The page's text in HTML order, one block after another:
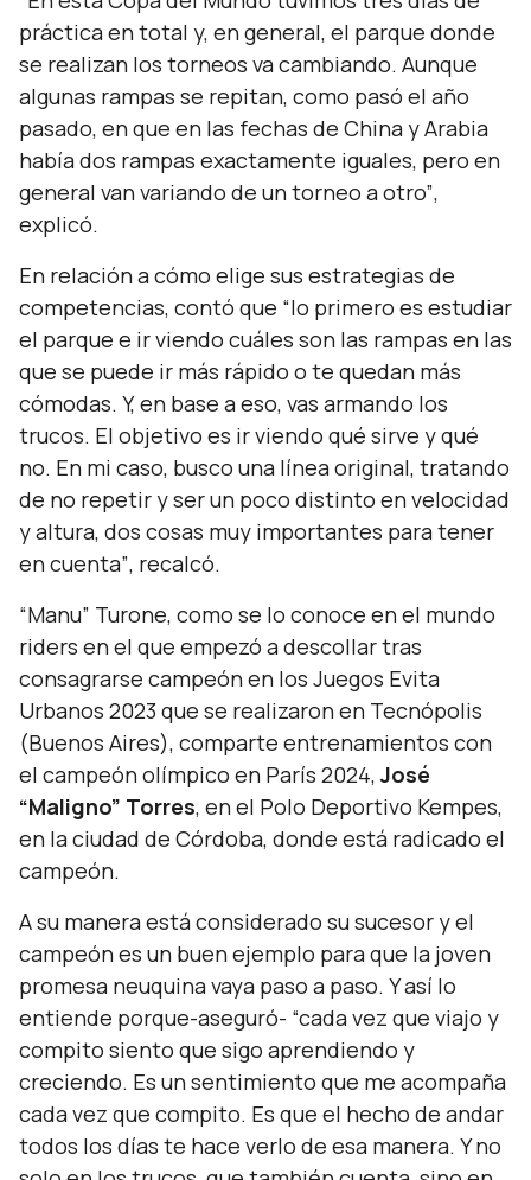
práctica en total y, en general, el parque donde
se realizan los torneos va cambiando. Aunque
algunas rampas se repitan, como pasó el año
pasado, en que en las fechas de China y Arabia
había dos rampas exactamente iguales, pero en
general van variando de un torneo a otro”,
explicó.
En relación a cómo elige sus estrategias de
competencias, contó que “lo primero es estudiar
el parque e ir viendo cuáles son las rampas en las
que se puede ir más rápido o te quedan más
cómodas. Y, en base a eso, vas armando los
trucos. El objetivo es ir viendo qué sirve y qué
no. En mi caso, busco una línea original, tratando
de no repetir y ser un poco distinto en velocidad
y altura, dos cosas muy importantes para tener
en cuenta”, recalcó.
“Manu” Turone, como se lo conoce en el mundo
riders en el que empezó a descollar tras
consagrarse campeón en los Juegos Evita
Urbanos 2023 que se realizaron en Tecnópolis
(Buenos Aires), comparte entrenamientos con
el campeón olímpico en París 2024,José
“Maligno” Torres, en el Polo Deportivo Kempes,
en la ciudad de Córdoba, donde está radicado el
campeón.
A su manera está considerado su sucesor y el
campeón es un buen ejemplo para que la joven
promesa neuquina vaya paso a paso. Y así lo
entiende porque-aseguró- “cada vez que viajo y
compito siento que sigo aprendiendo y
creciendo. Es un sentimiento que me acompaña
cada vez que compito. Es que el hecho de andar
todos los días te hace verlo de esa manera. Y no